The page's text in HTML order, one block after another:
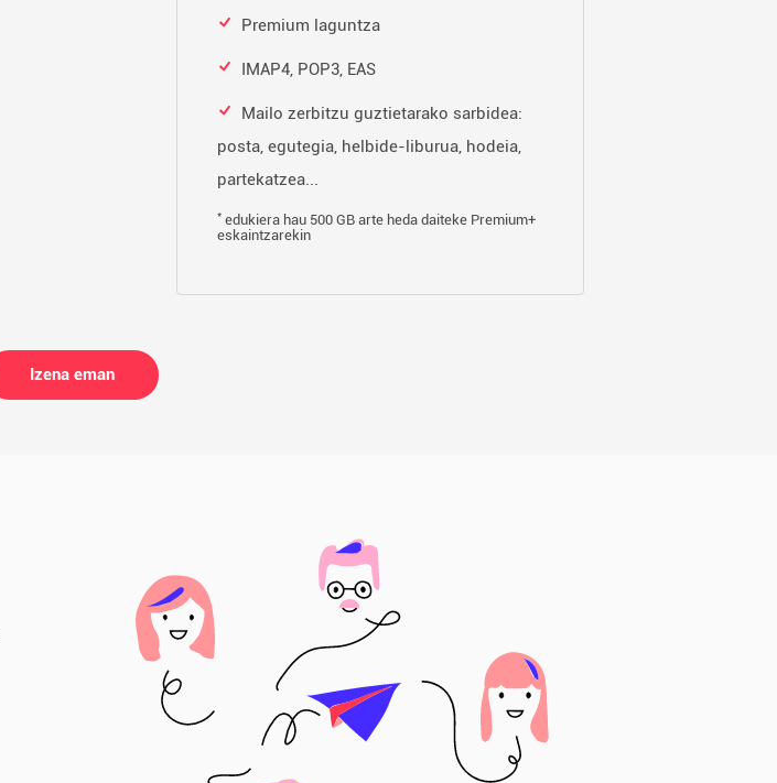
Premium laguntza
IMAP4, POP3, EAS
Mailo zerbitzu guztietarako sarbidea:
posta, egutegia, helbide-liburua, hodeia,
partekatzea...
*edukiera hau 500 GB arte heda daiteke Premium+
eskaintzarekin
Izena eman